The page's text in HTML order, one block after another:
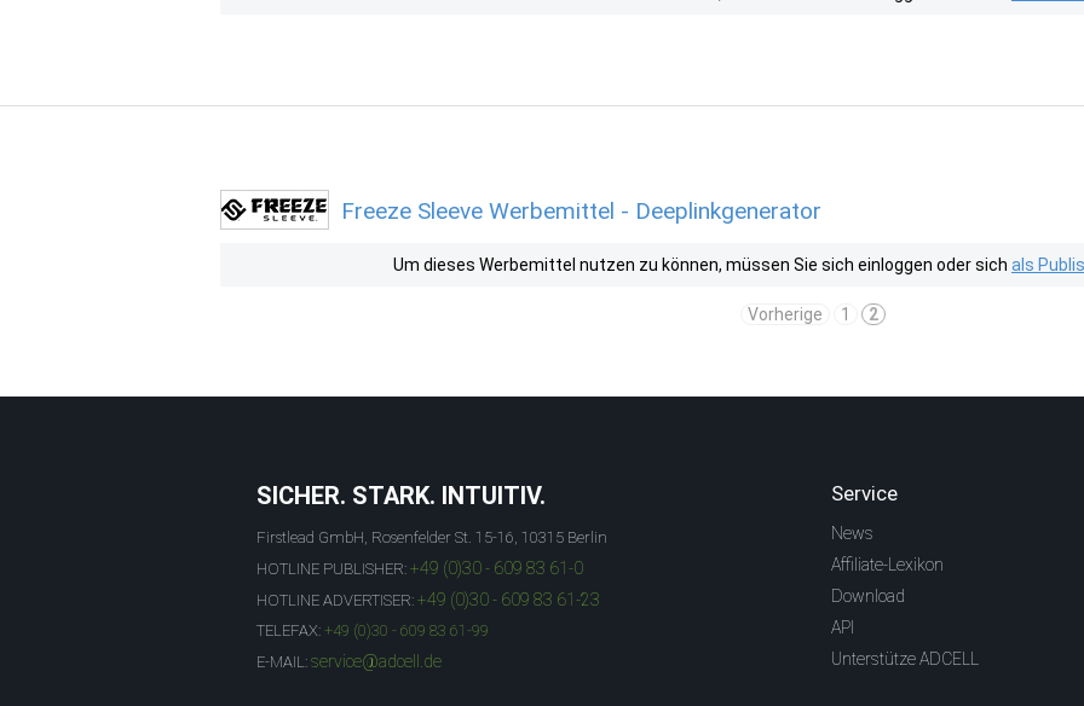
Freeze Sleeve Werbemittel - Deeplinkgenerator
Um dieses Werbemittel nutzen zu können, müssen Sie sich einloggen oder sich als
Vorherige 1 2
SICHER. STARK. INTUITIV.
Firstlead GmbH, Rosenfelder St. 15-16, 10315 Berlin
HOTLINE PUBLISHER: +49 (0)30 - 609 83 61-0
HOTLINE ADVERTISER: +49 (0)30 - 609 83 61-23
TELEFAX: +49 (0)30 - 609 83 61-99
E-MAIL: service@adcell.de
Service
News
Affiliate-Lexikon
Download
API
Unterstütze ADCELL